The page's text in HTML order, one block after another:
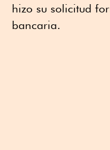
hizo su solicitud
bancaria.